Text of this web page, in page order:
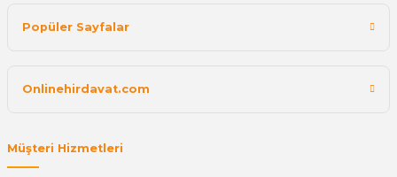
Popüler Sayfalar
Onlinehirdavat.com
Müşteri Hizmetleri